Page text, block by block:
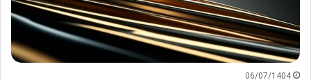
06/07/1404